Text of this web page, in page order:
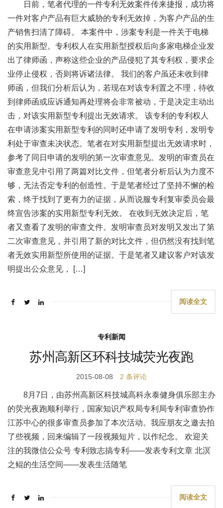
日前，笔者代理的一件专利无效案件传来捷报，成功将
一件对客户产品有巨大威胁的专利无效掉，为客户产品的生
产销售扫清了障碍。 本案件中，涉案专利是一件关于电梯
的实用新型。专利权人在实用新型授权后向多家电梯企业发
出了律师函，声称这些企业的产品侵犯了其专利权，要求企
业停止侵权，否则将诉诸法律。 我们的客户虽还未收到律
师函，但我们分析后认为，若现在对该专利置之不理，待收
到律师函或应诉通知再处理将会非常被动，于是决定主动出
击，对该实用新型专利提出无效请求。 该专利的专利权人
在申请涉案实用新型专利的同时还申请了发明专利，发明专
利处于审查未决状态。笔者在对实用新型提出无效请求时，
参考了同日申请的发明的第一次审查意见。发明的审查员在
审查意见中引用了两篇对比文件，但笔者分析后认为力度不
够，无法否定专利的创造性。于是笔者经过了坚持不懈的检
索，终于找到了更有力的证据，从而说服专利复审委员会最
终宣告涉案的实用新型专利无效。 在收到无效决定后，笔
者又查看了发明的审查文件。发明审查员对发明又发出了第
二次审查意见，并引用了新的对比文件，但仍然没有找到笔
者无效实用新型所使用的证据。于是笔者又建议客户对该发
明提出公众意见， […]
阅读全文
专利新闻
苏州高新区环科技城荧光夜跑
2015-08-08 2 条评论
8月7日，由苏州高新区科技城高科永泰健身俱乐部主办
的荧光夜跑顺利举行，国家知识产权局专利局专利审查协作
江苏中心的很多审查员参加了本次活动。我应朋友之邀去拍
了些视频，回来编辑了一段视频短片，以作纪念。 欢迎关
注的我微信公众号 专利致志搞专利——发表专利文章 北溟
之鲲的生活空间——发表生活随笔
阅读全文